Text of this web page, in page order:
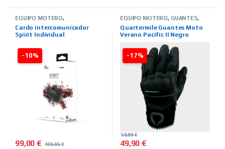
-10%
EQUIPO MOTERO,
ON LINE,MARCAS,CARDO
Cardo intercomunicador
Spirit Individual
99,00€ 109,95€
-17%
EQUIPO MOTERO, GUANTES,
LINE,MARCAS ,QUARTER MILE
Quartermile Guantes Moto
Verano Pacific II Negro
49,90€
59,90€